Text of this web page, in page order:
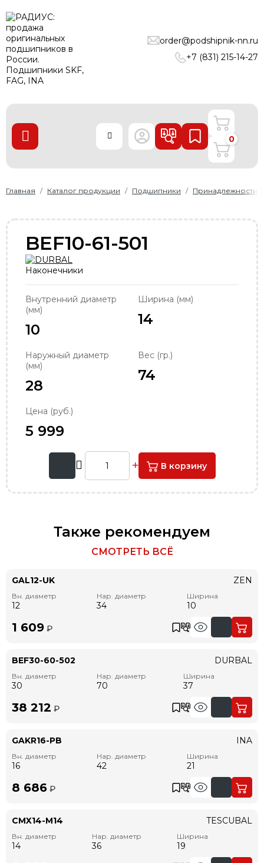
order@podshipnik-nn.ru
+7 (831) 215-14-27
ПОДШИПНИКИ
ЛИНЕЙНЫЕ ТЕХНОЛОГИИ
РЕМНИ
О нас
Доставка и оплата
+7 (831) 215-14-27
order@podshipnik-nn.ru
0
Главная Каталог продукции Подшипники Принадлежности
BEF10-61-501
Наконечники
Внутренний диаметр
(мм)
10
Ширина (мм)
14
Наружный диаметр
(мм)
28
Вес (гр.)
74
Цена (руб.)
5 999
В корзину
Также рекомендуем
СМОТРЕТЬ ВСЁ
GAL12-UK
Вн. диаметр
12
Нар. диаметр
34
Ширина
10
ZEN
1 609 ₽
BEF30-60-502
Вн. диаметр
30
Нар. диаметр
70
Ширина
37
DURBAL
38 212 ₽
GAKR16-PB
Вн. диаметр
16
Нар. диаметр
42
Ширина
21
INA
8 686 ₽
CMX14-M14
Вн. диаметр
14
Нар. диаметр
36
Ширина
19
TESCUBAL